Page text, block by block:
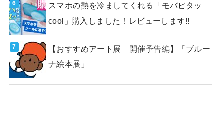
スマホの熱を冷ましてくれる「モバピタッ
cool」購入しました！レビューします!!
【おすすめアート展 開催予告編】「ブルー
ナ絵本展」